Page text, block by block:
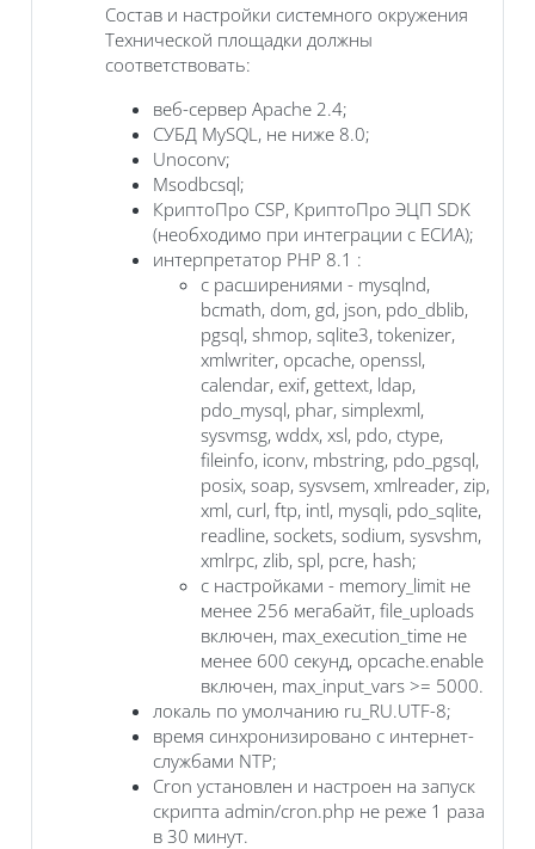
Состав и настройки системного окружения
Технической площадки должны
соответствовать:
веб-сервер Apache 2.4;
СУБД MySQL, не ниже 8.0;
Unoconv;
Msodbcsql;
КриптоПро CSP, КриптоПро ЭЦП SDK
(необходимо при интеграции с ЕСИА);
интерпретатор PHP 8.1 :
с расширениями - mysqlnd,
bcmath, dom, gd, json, pdo_dblib,
pgsql, shmop, sqlite3, tokenizer,
xmlwriter, opcache, openssl,
calendar, exif, gettext, ldap,
pdo_mysql, phar, simplexml,
sysvmsg, wddx, xsl, pdo, ctype,
fileinfo, iconv, mbstring, pdo_pgsql,
posix, soap, sysvsem, xmlreader, zip,
xml, curl, ftp, intl, mysqli, pdo_sqlite,
readline, sockets, sodium, sysvshm,
xmlrpc, zlib, spl, pcre, hash;
с настройками - memory_limit не
менее 256 мегабайт, file_uploads
включен, max_execution_time не
менее 600 секунд, opcache.enable
включен, max_input_vars >= 5000.
локаль по умолчанию ru_RU.UTF-8;
время синхронизировано с интернет-
службами NTP;
Cron установлен и настроен на запуск
скрипта admin/cron.php не реже 1 раза
в 30 минут.